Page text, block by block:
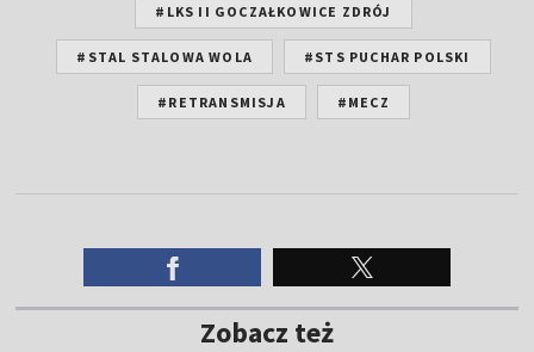
#LKS II GOCZAŁKOWICE ZDRÓJ
#STAL STALOWA WOLA #STS PUCHAR POLSKI
#RETRANSMISJA #MECZ
Zobacz też